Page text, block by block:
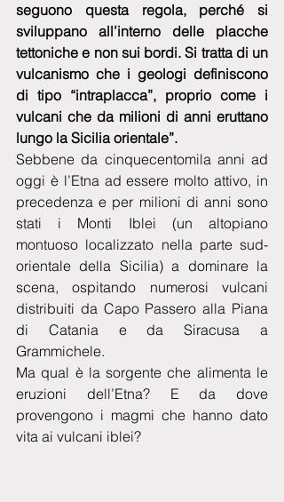
seguono questa regola, perché si
sviluppano all’interno delle placche
tettoniche e non sui bordi. Si tratta di un
vulcanismo che i geologi definiscono
di tipo “intraplacca”, proprio come i
vulcani che da milioni di anni eruttano
lungo la Sicilia orientale”.
Sebbene da cinquecentomila anni ad
oggi è l’Etna ad essere molto attivo, in
precedenza e per milioni di anni sono
stati i Monti Iblei (un altopiano
montuoso localizzato nella parte sud-
orientale della Sicilia) a dominare la
scena, ospitando numerosi vulcani
distribuiti da Capo Passero alla Piana
di Catania e da Siracusa a
Grammichele.
Ma qual è la sorgente che alimenta le
eruzioni dell’Etna? E da dove
provengono i magmi che hanno dato
vita ai vulcani iblei?